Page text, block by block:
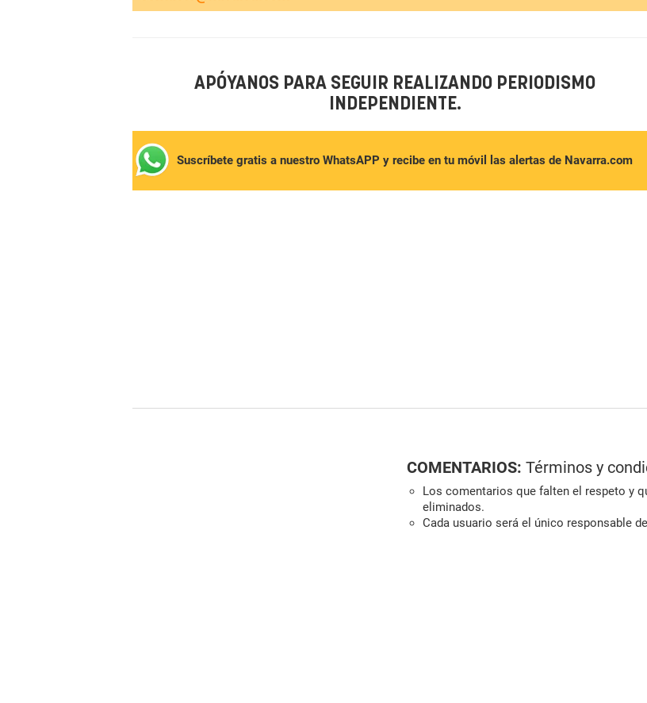
APÓYANOS PARA SEGUIR REALIZANDO PERIODISMO
INDEPENDIENTE.
Suscríbete gratis a nuestro WhatsAPP y recibe en tu móvil las alertas de Navarra.com
COMENTARIOS:Términos y
Los comentarios que falten el respeto y
eliminados.
Cada usuario será el único responsable